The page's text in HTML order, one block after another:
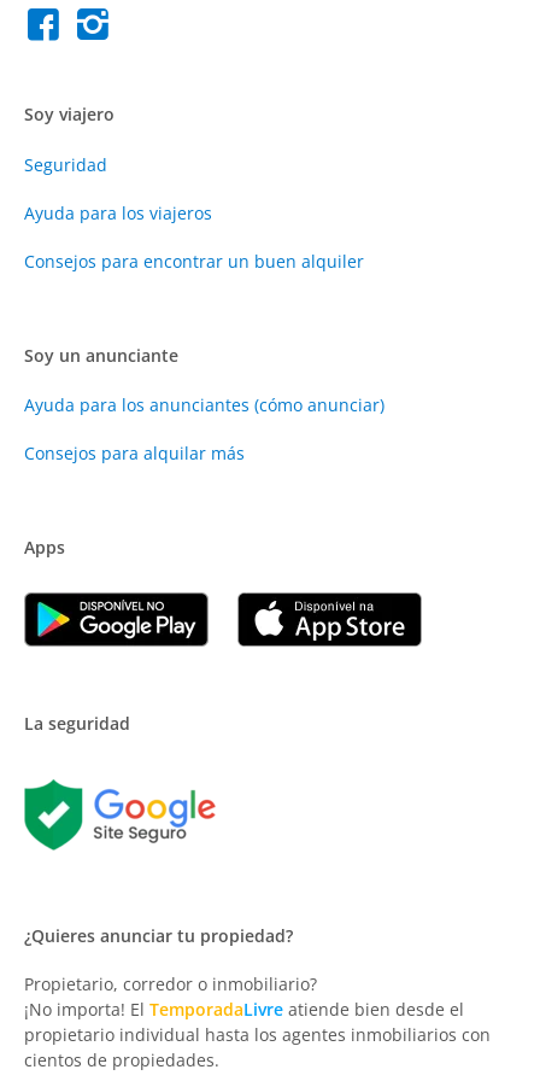
Soy viajero
Seguridad
Ayuda para los viajeros
Consejos para encontrar un buen alquiler
Soy un anunciante
Ayuda para los anunciantes (cómo anunciar)
Consejos para alquilar más
Apps
La seguridad
¿Quieres anunciar tu propiedad?
Propietario, corredor o inmobiliario?
¡No importa! El TemporadaLivre atiende bien desde el
propietario individual hasta los agentes inmobiliarios con
cientos de propiedades.